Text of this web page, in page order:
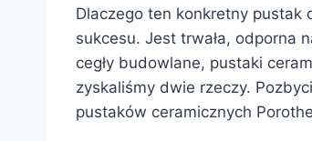
Dlaczego ten konkretny pustak
sukcesu. Jest trwała, odporna
cegły budowlane, pustaki
zyskaliśmy dwie rzeczy.
pustaków ceramicznych